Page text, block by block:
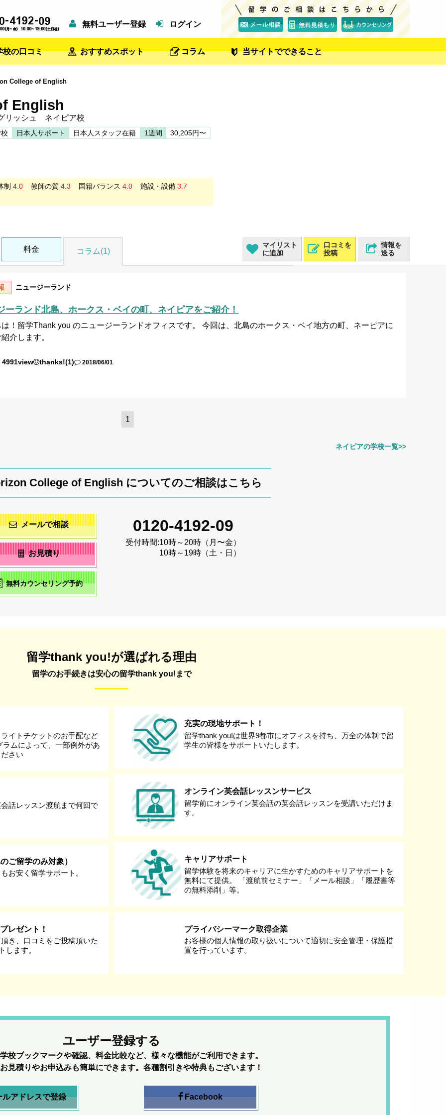
無料ユーザー登録 ログイン
校の口コミ おすすめスポット コラム 当サイトでできること
College of English
English
ッシュ ネイピア校
日本人サポート 日本人スタッフ在籍 1週間
30,205円〜
制 4.0 教師の質 4.3 国籍バランス 4.0 施設・設備 3.7
マイリスト
に追加
口コミを
投稿
情報を
送る
料金 コラム(1)
ニュージーランド
ーランド北島、ホークス・ベイの町、ネイピアをご紹介！
は！留学Thank you のニュージーランドオフィスです。 今回は、北島のホークス・ベイ地方の町、ネーピアに
介します。
4991view thanks!(1) 2018/06/01
1
ネイピアの学校一覧>>
College of English についてのご相談はこちら
メールで相談
お見積り
無料カウンセリング予約
0120-4192-09
受付時間:10時～20時（月〜金）
10時～19時（土・日）
留学thank you!が選ばれる理由
留学のお手続きは安心の留学thank you!まで
イトチケットのお手配など
ムによって、一部例外があ
さい
話レッスン渡航まで何回で
ご留学のみ対象）
お安く留学サポート。
レゼント！
き、口コミをご投稿頂いた
します。
充実の現地サポート！
留学thank you!は世界9都市にオフィスを持ち、万全の体制で留
学生の皆様をサポートいたします。
オンライン英会話レッスンサービス
留学前にオンライン英会話の英会話レッスンを受講いただけま
す。
キャリアサポート
留学体験を将来のキャリアに生かすためのキャリアサポートを
無料にて提供。 「渡航前セミナー」「メール相談」「履歴書等
の無料添削」等。
プライバシーマーク取得企業
お客様の個人情報の取り扱いについて適切に安全管理・保護措
置を行っています。
ユーザー登録する
校ブックマークや確認、料金比較など、様々な機能がご利用できます。
見積りやお申込みも簡単にできます。各種割引きや特典もございます！
ルアドレスで登録 Facebook